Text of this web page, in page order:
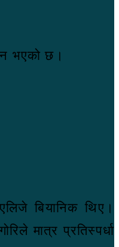
भएको छ।
बियानिक थिए।
मात्र प्रतिस्पर्धा